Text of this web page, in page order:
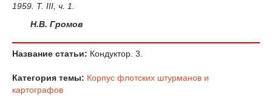
1959. Т. III, ч. 1.
Н.В. Громов
Название статьи: Кондуктор. 3.
Категория темы: Корпус флотских штурманов и
картографов